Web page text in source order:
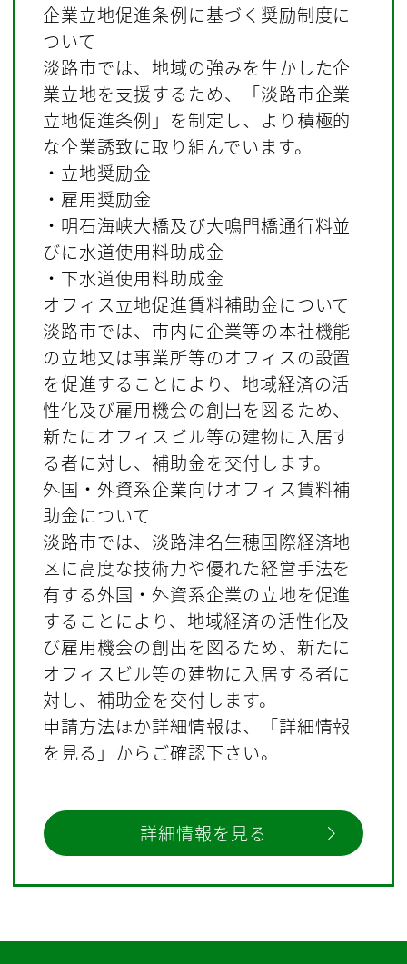
企業立地促進条例に基づく奨励制度に
ついて
淡路市では、地域の強みを生かした企
業立地を支援するため、「淡路市企業
立地促進条例」を制定し、より積極的
な企業誘致に取り組んでいます。
・立地奨励金
・雇用奨励金
・明石海峡大橋及び大鳴門橋通行料並
びに水道使用料助成金
・下水道使用料助成金
オフィス立地促進賃料補助金について
淡路市では、市内に企業等の本社機能
の立地又は事業所等のオフィスの設置
を促進することにより、地域経済の活
性化及び雇用機会の創出を図るため、
新たにオフィスビル等の建物に入居す
る者に対し、補助金を交付します。
外国・外資系企業向けオフィス賃料補
助金について
淡路市では、淡路津名生穂国際経済地
区に高度な技術力や優れた経営手法を
有する外国・外資系企業の立地を促進
することにより、地域経済の活性化及
び雇用機会の創出を図るため、新たに
オフィスビル等の建物に入居する者に
対し、補助金を交付します。
申請方法ほか詳細情報は、「詳細情報
を見る」からご確認下さい。
詳細情報を見る